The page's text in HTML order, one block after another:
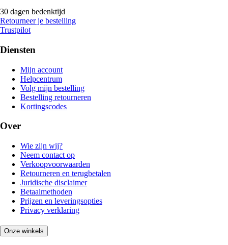
30 dagen bedenktijd
Retourneer je bestelling
Trustpilot
Diensten
Mijn account
Helpcentrum
Volg mijn bestelling
Bestelling retourneren
Kortingscodes
Over
Wie zijn wij?
Neem contact op
Verkoopvoorwaarden
Retourneren en terugbetalen
Juridische disclaimer
Betaalmethoden
Prijzen en leveringsopties
Privacy verklaring
Onze winkels